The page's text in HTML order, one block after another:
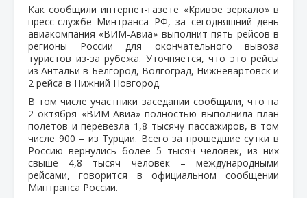
Как сообщили интернет-газете «Кривое зеркало» в
пресс-службе Минтранса РФ, за сегодняшний день
авиакомпания «ВИМ-Авиа» выполнит пять рейсов в
регионы России для окончательного вывоза
туристов из-за рубежа. Уточняется, что это рейсы
из Антальи в Белгород, Волгоград, Нижневартовск и
2 рейса в Нижний Новгород.
В том числе участники заседании сообщили, что на
2 октября «ВИМ-Авиа» полностью выполнила план
полетов и перевезла 1,8 тысячу пассажиров, в том
числе 900 – из Турции. Всего за прошедшие сутки в
Россию вернулись более 5 тысяч человек, из них
свыше 4,8 тысяч человек – международными
рейсами, говорится в официальном сообщении
Минтранса России.